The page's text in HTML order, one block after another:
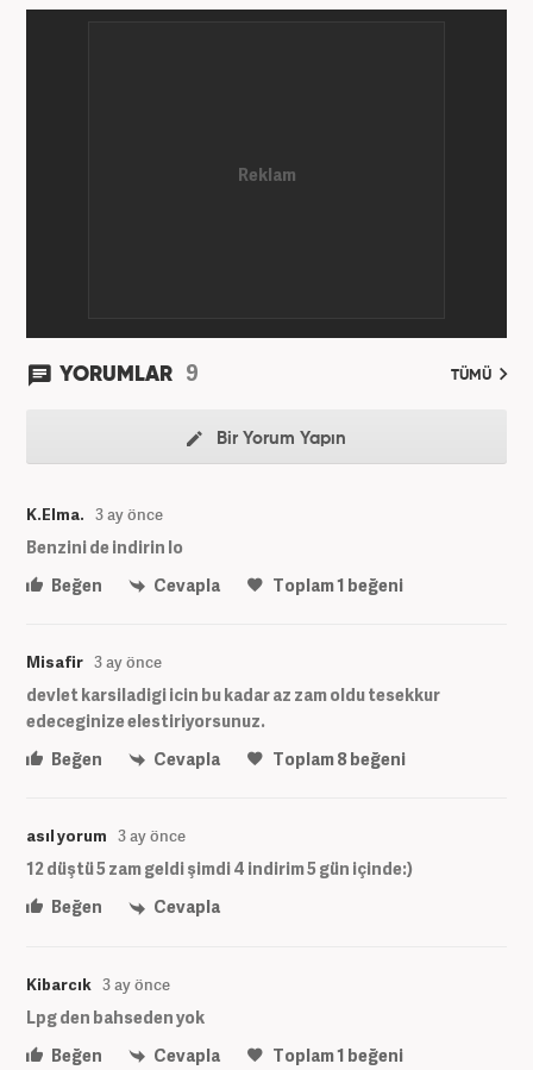
YORUMLAR 9 TÜMÜ
Bir Yorum Yapın
K.Elma. 3 ay önce
Benzini de indirin lo
Beğen
Cevapla Toplam1 beğeni
Misafir 3 ay önce
devlet karsiladigi icin bu kadar az zam oldu tesekkur
edeceginize elestiriyorsunuz.
Beğen
Cevapla Toplam8beğeni
asıl yorum 3 ay önce
12 düştü 5 zam geldi şimdi 4 indirim 5 gün içinde:)
Beğen
Cevapla
Kibarcık 3 ay önce
Lpg den bahseden yok
Beğen
Cevapla Toplam1 beğeni